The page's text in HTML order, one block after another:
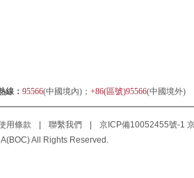
線： 95566(中國境內)； +86(區號)95566(中國境外)
用條款 聯繫我們 京ICP備10052455號-1
All Rights Reserved.